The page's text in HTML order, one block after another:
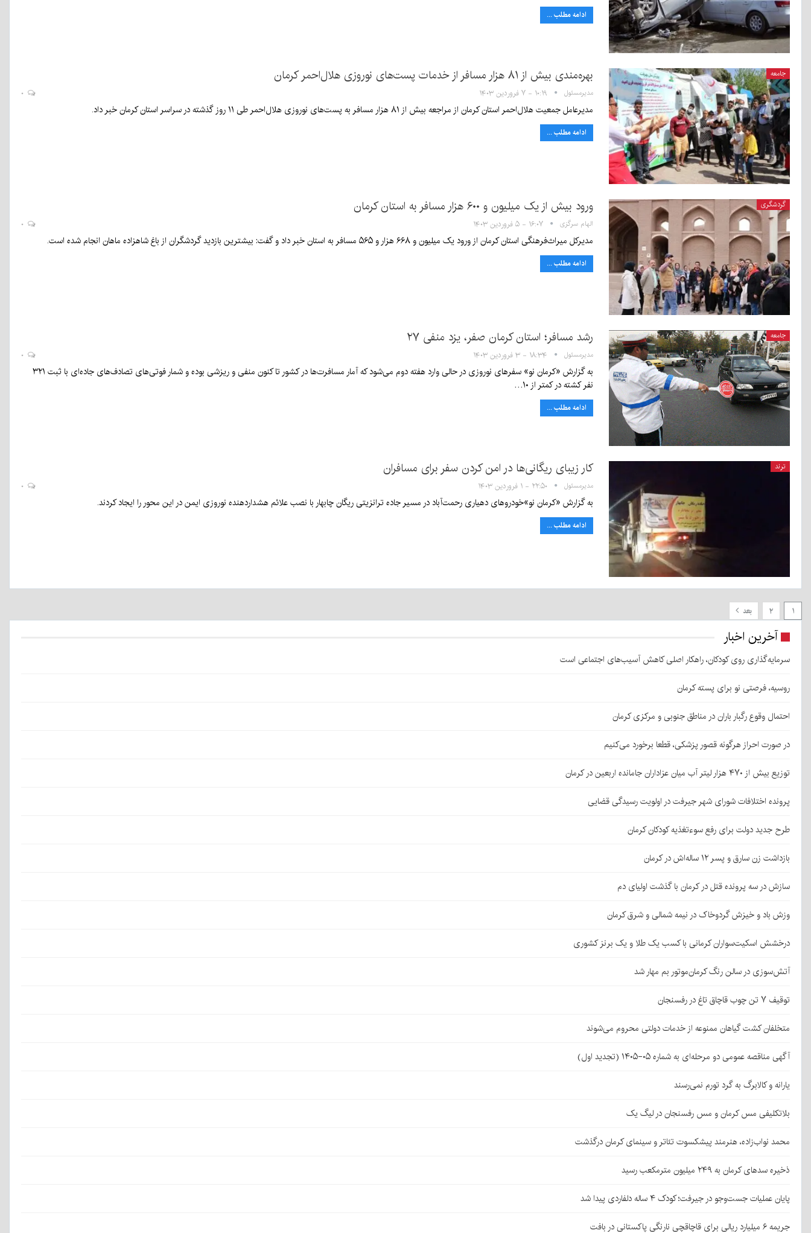
ادامه مطلب ...
جامعه بهره‌مندی بیش از ۸۱ هزار مسافر از خدمات پست‌های نوروزی هلال‌احمر کرمان
مدیرمسئول ۱۰:۱۹ - ۷ فروردین ۱۴۰۳
مدیرعامل جمعیت هلال‌احمر استان کرمان از مراجعه بیش از ۸۱ هزار مسافر به پست‌های نوروزی هلال‌احمر طی ۱۱ روز گذشته در سراسر استان کرمان خبر داد.
ادامه مطلب ...
گردشگری ورود بیش از یک میلیون و ۶۰۰ هزار مسافر به استان کرمان
الهام سرگزی ۱۶:۰۷ - ۵ فروردین ۱۴۰۳
مدیرکل میراث‌فرهنگی استان کرمان از ورود یک میلیون و ۶۶۸ هزار و ۵۶۵ مسافر به استان خبر داد و گفت: بیشترین بازدید گردشگران از باغ شاهزاده ماهان انجام شده است.
ادامه مطلب ...
جامعه رشد مسافر؛ استان کرمان صفر، یزد منفی ۲۷
مدیرمسئول ۱۸:۳۴ - ۳ فروردین ۱۴۰۳
به گزارش «کرمان نو» سفرهای نوروزی در حالی وارد هفته دوم می‌شود که آمار مسافرت‌ها در کشور تا کنون منفی و ریزشی بوده و شمار فوتی‌های تصادف‌های جاده‌ای با ثبت ۳۲۱
نفر کشته در کمتر از ۱۰…
ادامه مطلب ...
ترند کار زیبای ریگانی‌ها در امن کردن سفر برای مسافران
مدیرمسئول ۲۲:۵۰ - ۱ فروردین ۱۴۰۳
به گزارش «کرمان نو»خودروهای دهیاری رحمت‌آباد در مسیر جاده ترانزیتی ریگان چابهار با نصب علائم هشداردهنده نوروزی ایمن در این محور را ایجاد کردند.
ادامه مطلب ...
۱ ۲ بعد
آخرین اخبار
سرمایه‌گذاری روی کودکان، راهکار اصلی کاهش آسیب‌های اجتماعی است
روسیه، فرصتی نو برای پسته کرمان
احتمال وقوع رگبار باران در مناطق جنوبی و مرکزی کرمان
در صورت احراز هرگونه قصور پزشکی، قطعا برخورد می‌کنیم
توزیع بیش از ۴۷۰ هزار لیتر آب میان عزاداران جامانده اربعین در کرمان
پرونده اختلافات شورای شهر جیرفت در اولویت رسیدگی قضایی
طرح جدید دولت برای رفع سوءتغذیه کودکان کرمان
بازداشت زن سارق و پسر ۱۲ ساله‌اش در کرمان
سازش در سه پرونده قتل در کرمان با گذشت اولیای دم
وزش باد و خیزش گردوخاک در نیمه شمالی و شرق کرمان
درخشش اسکیت‌سواران کرمانی با کسب یک طلا و یک برنز کشوری
آتش‌سوزی در سالن رنگ کرمان‌موتور بم مهار شد
توقیف ۷ تن چوب قاچاق تاغ در رفسنجان
متخلفان کشت گیاهان ممنوعه از خدمات دولتی محروم می‌شوند
آگهی مناقصه عمومی دو مرحله‌ای به شماره ۰۵-۱۴۰۵ (تجدید اول)
یارانه و کالابرگ به گرد تورم نمی‌رسند
بلاتکلیفی مس کرمان و مس رفسنجان در لیگ یک
محمد نواب‌زاده، هنرمند پیشکسوت تئاتر و سینمای کرمان درگذشت
ذخیره سدهای کرمان به ۲۴۹ میلیون مترمکعب رسید
پایان عملیات جست‌وجو در جیرفت؛ کودک ۴ ساله دلفاردی پیدا شد
جریمه ۶ میلیارد ریالی برای قاچاقچی نارنگی پاکستانی در بافت